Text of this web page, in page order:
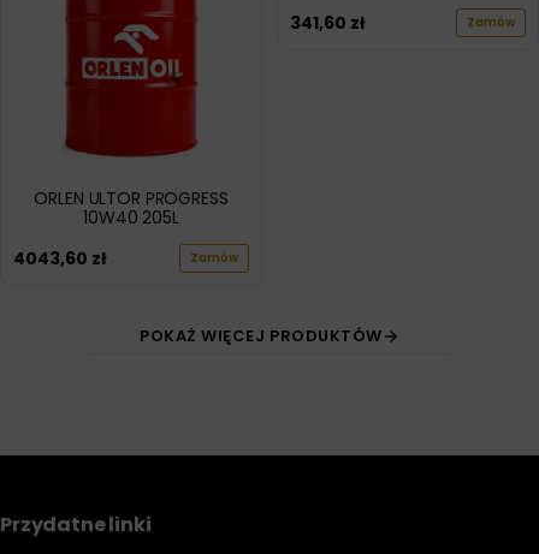
ORLEN ULTOR PROGRESS
10W40 205L
4043,60 zł Zamów
341,60 zł Zamów
POKAŻ WIĘCEJ PRODUKTÓW
Przydatne linki